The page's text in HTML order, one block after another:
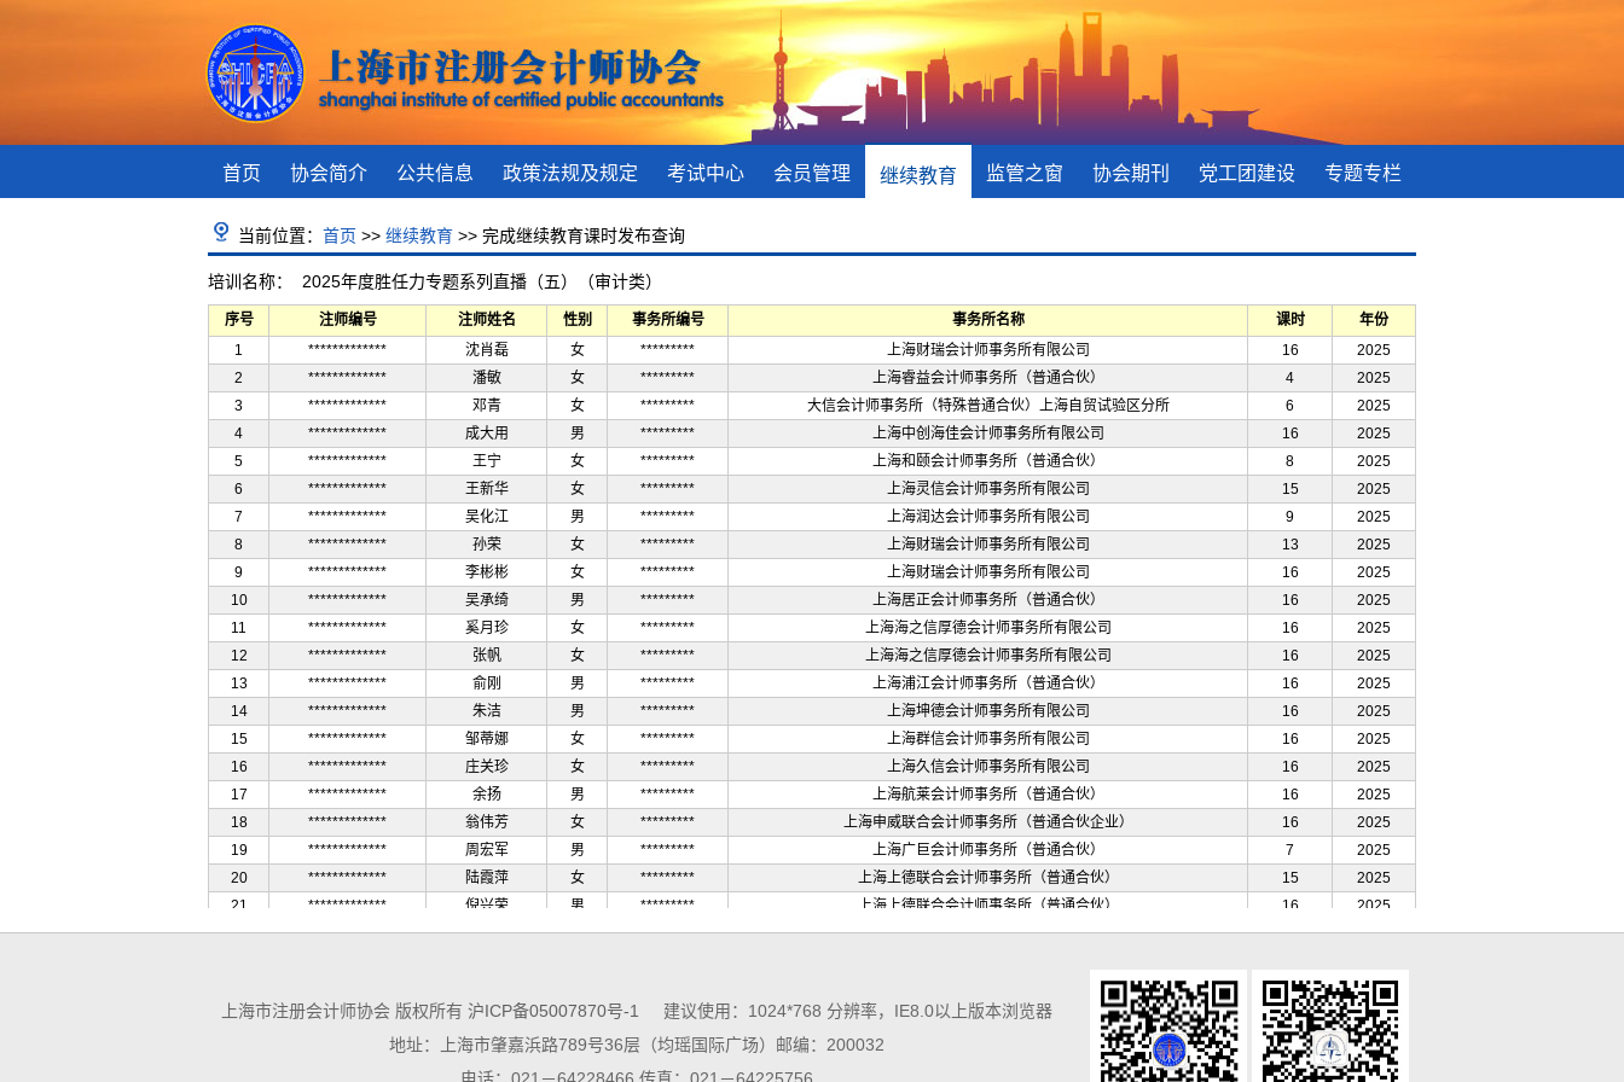
首页 协会简介 公共信息 政策法规及规定 考试中心 会员管理 继续教育 监管之窗 协会期刊 党工团建设 专题专栏
当前位置： 首页 >> 继续教育 >> 完成继续教育课时发布查询
培训名称： 2025年度胜任力专题系列直播（五）（审计类）
序号 注师编号 注师姓名 性别 事务所编号 事务所名称 课时
年份
1
************* 沈肖磊 女 ********* 上海财瑞会计师事务所有限公司 16
2025
2
************* 潘敏 女 ********* 上海睿益会计师事务所（普通合伙） 4
2025
3
************* 邓青 女 ********* 大信会计师事务所（特殊普通合伙）上海自贸试验区分所 6
2025
4
************* 成大用 男 ********* 上海中创海佳会计师事务所有限公司 16
2025
5
************* 王宁 女 ********* 上海和颐会计师事务所（普通合伙） 8
2025
6
************* 王新华 女 ********* 上海灵信会计师事务所有限公司 15
2025
7
************* 吴化江 男 ********* 上海润达会计师事务所有限公司 9
2025
8
************* 孙荣 女 ********* 上海财瑞会计师事务所有限公司 13
2025
9
************* 李彬彬 女 ********* 上海财瑞会计师事务所有限公司 16
2025
10
************* 吴承绮 男 ********* 上海居正会计师事务所（普通合伙） 16
2025
11
************* 奚月珍 女 ********* 上海海之信厚德会计师事务所有限公司 16
2025
12
************* 张帆 女 ********* 上海海之信厚德会计师事务所有限公司 16
2025
13
************* 俞刚 男 ********* 上海浦江会计师事务所（普通合伙） 16
2025
14
************* 朱洁 男 ********* 上海坤德会计师事务所有限公司 16
2025
15
************* 邹蒂娜 女 ********* 上海群信会计师事务所有限公司 16
2025
16
************* 庄关珍 女 ********* 上海久信会计师事务所有限公司 16
2025
17
************* 余扬 男 ********* 上海航莱会计师事务所（普通合伙） 16
2025
18
************* 翁伟芳 女 ********* 上海申威联合会计师事务所（普通合伙企业） 16
2025
19
************* 周宏军 男 ********* 上海广巨会计师事务所（普通合伙） 7
2025
20
************* 陆霞萍 女 ********* 上海上德联合会计师事务所（普通合伙） 15
2025
21
************* 倪兴荣 男 ********* 上海上德联合会计师事务所（普通合伙） 16
2025
22
************* 李邦金 男 ********* 上海方源会计师事务所有限公司 16
2025
16
2025
25
************* 张卫芳 女 ********* 上海中创海佳会计师事务所有限公司 2
2025
李嘉欣 女 ********* 上海富睿玛泽会计师事务所（普通合伙） 16
2025
章志宏 男 ********* 上海佳誉会计师事务所合伙企业（普通合伙） 16 2025
上海市注册会计师协会 版权所有 沪ICP备05007870号-1
建议使用：1024*768 分辨率，IE8.0以上版本浏览器
地址：上海市肇嘉浜路789号36层（均瑶国际广场）邮编：200032